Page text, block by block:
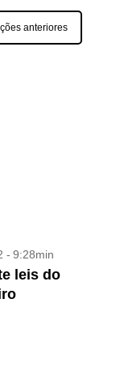
anteriores
- 9:28min
leis do